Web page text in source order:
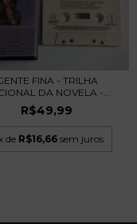
FINA - TRILHA
DA NOVELA -...
R$49,99
x de R$16,66 sem juros